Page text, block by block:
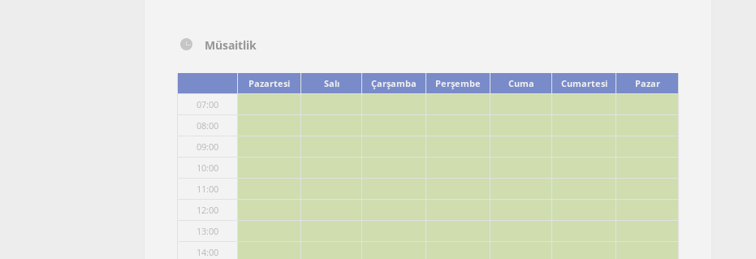
Müsaitlik
Pazartesi Salı Çarşamba Perşembe Cuma Cumartesi
Pazar
07:00
08:00
09:00
10:00
11:00
12:00
13:00
14:00